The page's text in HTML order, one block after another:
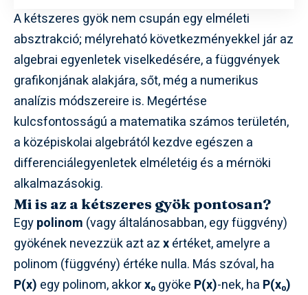
A kétszeres gyök nem csupán egy elméleti
absztrakció; mélyreható következményekkel jár az
algebrai egyenletek viselkedésére, a függvények
grafikonjának alakjára, sőt, még a numerikus
analízis módszereire is. Megértése
kulcsfontosságú a matematika számos területén,
a középiskolai algebrától kezdve egészen a
differenciálegyenletek elméletéig és a mérnöki
alkalmazásokig.
Mi is az a kétszeres gyök pontosan?
Egypolinom (vagy általánosabban, egy függvény)
gyökének nevezzük azt azxértéket, amelyre a
polinom (függvény) értéke nulla. Más szóval, ha
P(x) egy polinom, akkorx₀gyöke P(x)-nek, ha P(x₀)